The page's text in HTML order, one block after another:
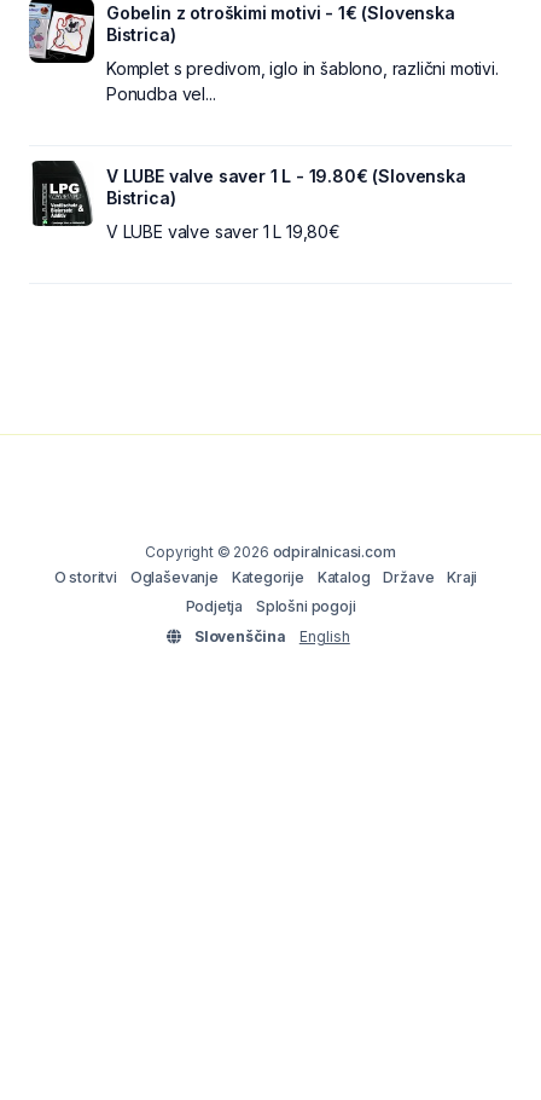
Gobelin z otroškimi motivi - 1€ (Slovenska
Bistrica)
Komplet s predivom, iglo in šablono, različni motivi.
Ponudba vel...
V LUBE valve saver 1 L - 19.80€ (Slovenska
Bistrica)
V LUBE valve saver 1 L 19,80€
Copyright © 2026 odpiralnicasi.com
O storitvi
Oglaševanje Kategorije Katalog Države
Kraji
Podjetja
Splošni pogoji
Slovenščina
English